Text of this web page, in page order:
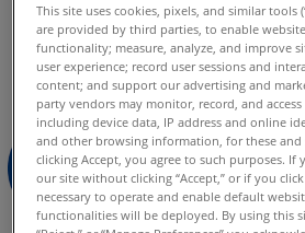
シ
ス
テ
ム
BIOS
で
の
グ
イタリア語 コリアン スペイン語
ポルトガル語 中国語 日本語 英語
This site uses cookies, pixels, and similar tools
are provided by third parties, to enable
functionality; measure, analyze, and improve
user experience; record user sessions and
content; and support our advertising and
party vendors may monitor, record, and
including device data, IP address and online
and other browsing information, for these and
clicking Accept, you agree to such purposes.
our site without clicking “Accept,” or if you click
necessary to operate and enable default
functionalities will be deployed. By using this